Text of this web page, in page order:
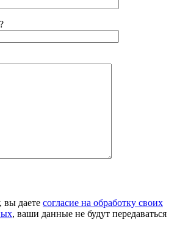
вы даете согласие на обработку своих
, ваши данные не будут передаваться